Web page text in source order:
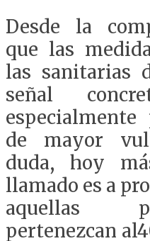
Desde la
que las
las sanitarias
señal
de mayor
duda, hoy
llamado es a
aquellas
pertenezcan